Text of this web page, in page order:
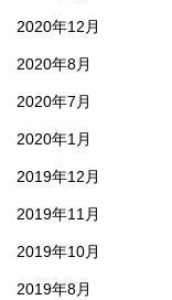
2020年12月
2020年8月
2020年7月
2020年1月
2019年12月
2019年11月
2019年10月
2019年8月